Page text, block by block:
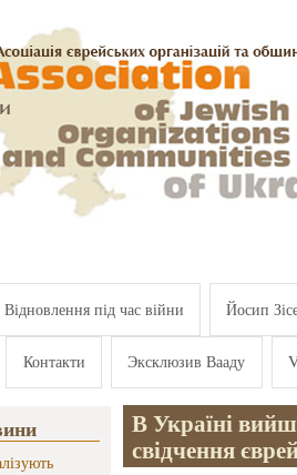
Відновлення під час війни Йосип
Контакти Эксклюзив Вааду
В Україні
свідчення